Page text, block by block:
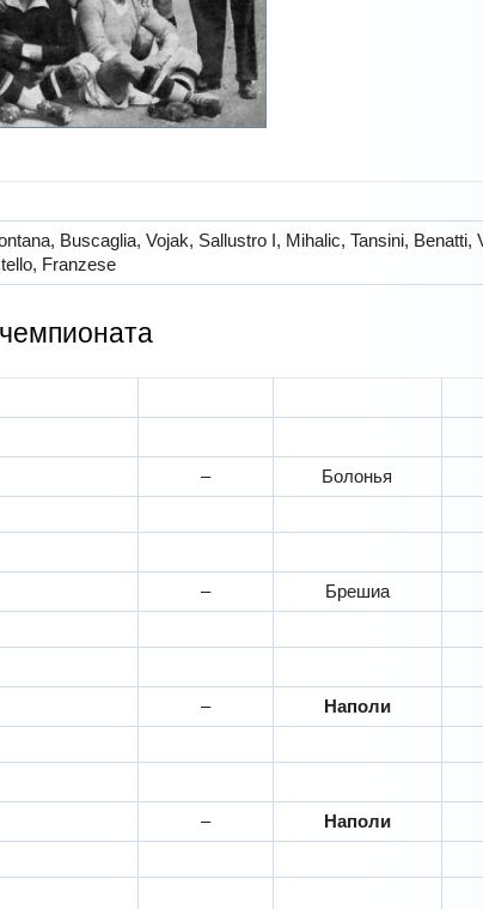
Buscaglia, Vojak, Sallustro I, Mihalic, Tansini, Benatti,
Franzese
– Болонья
– Брешиа
– Наполи
– Наполи